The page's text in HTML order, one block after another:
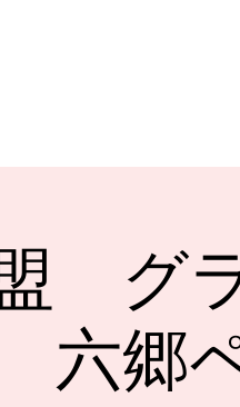
グ
郷